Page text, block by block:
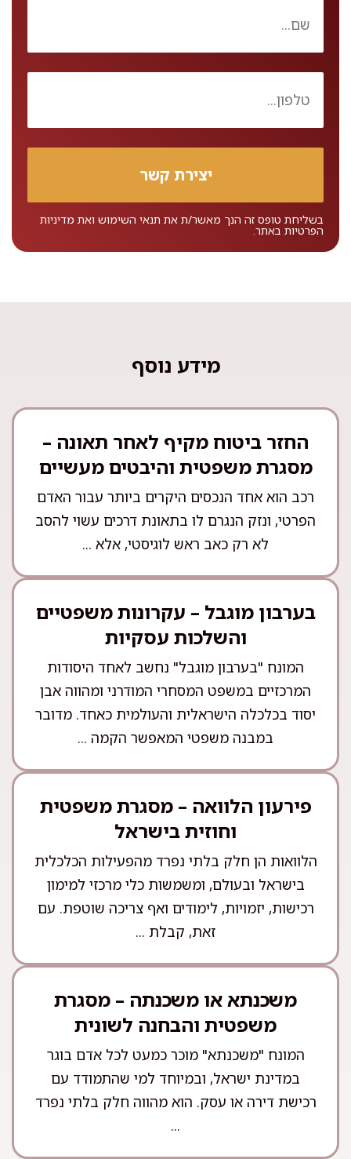
בשליחת טופס זה הנך מאשר/ת את תנאי השימוש ואת מדיניות
הפרטיות באתר.
מידע נוסף
החזר ביטוח מקיף לאחר תאונה –
מסגרת משפטית והיבטים מעשיים
רכב הוא אחד הנכסים היקרים ביותר עבור האדם
הפרטי, ונזק הנגרם לו בתאונת דרכים עשוי להסב
לא רק כאב ראש לוגיסטי, אלא ...
בערבון מוגבל – עקרונות משפטיים
והשלכות עסקיות
המונח "בערבון מוגבל" נחשב לאחד היסודות
המרכזיים במשפט המסחרי המודרני ומהווה אבן
יסוד בכלכלה הישראלית והעולמית כאחד. מדובר
במבנה משפטי המאפשר הקמה ...
פירעון הלוואה – מסגרת משפטית
וחוזית בישראל
הלוואות הן חלק בלתי נפרד מהפעילות הכלכלית
בישראל ובעולם, ומשמשות כלי מרכזי למימון
רכישות, יזמויות, לימודים ואף צריכה שוטפת. עם
זאת, קבלת ...
משכנתא או משכנתה – מסגרת
משפטית והבחנה לשונית
המונח "משכנתא" מוכר כמעט לכל אדם בוגר
במדינת ישראל, ובמיוחד למי שהתמודד עם
רכישת דירה או עסק. הוא מהווה חלק בלתי נפרד
...